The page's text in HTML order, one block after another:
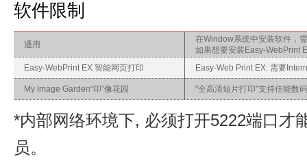
软件限制
通用
在Window系统中安装软件，
如果想要安装Easy-WebPrint
Easy-WebPrint EX 智能网页打印
Easy-Web Print EX: 需要
My Image Garden“印”像花园 "全高清短片打印"支持佳能数
*内部网络环境下, 必须打开5222端口才
员。